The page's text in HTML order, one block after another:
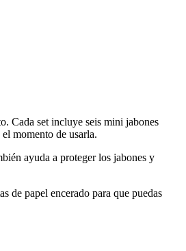
Cada set incluye seis mini jabones
momento de usarla.
ayuda a proteger los jabones y
de papel encerado para que puedas